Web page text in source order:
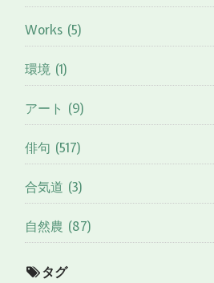
Works (5)
環境 (1)
アート (9)
俳句 (517)
合気道 (3)
自然農 (87)
タグ